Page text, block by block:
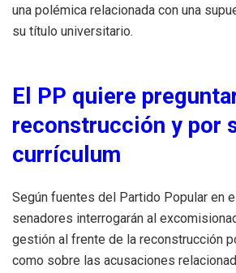
una polémica relacionada con una
su título universitario.
El PP quiere
reconstrucción y por
currículum
Según fuentes del Partido Popular en
senadores interrogarán al
gestión al frente de la reconstrucción
como sobre las acusaciones